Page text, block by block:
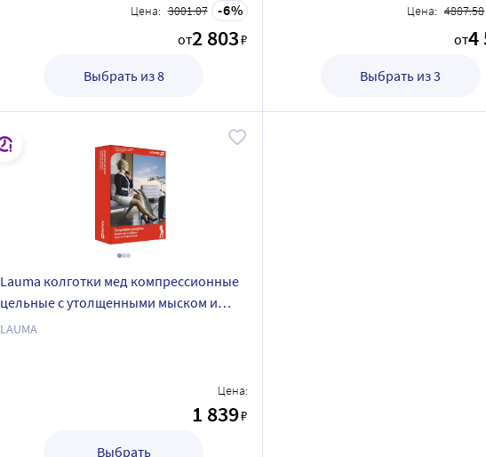
Цена: 3001.07
6
от2 803₽
Выбрать из 8
Цена: 4887.58
от4
Выбрать из 3
Lauma колготки мед компрессионные
цельные с утолщенными мыском и
пяткой/1 класс/размер 2k/черный
LAUMA
Цена:
1 839₽
Выбрать